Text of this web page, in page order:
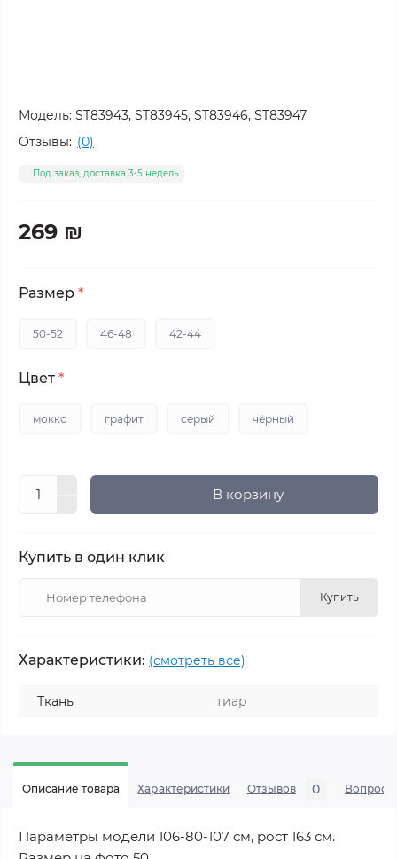
Модель: ST83943, ST83945, ST83946, ST83947
Отзывы: (0)
Под заказ, доставка 3-5 недель
269 ₪
Размер *
50-52 46-48 42-44
Цвет *
мокко графит серый чёрный
В корзину
Купить в один клик
Купить
Характеристики: (смотреть все)
Ткань тиар
Описание товара Характеристики Отзывов 0 Вопросы
Параметры модели 106-80-107 см, рост 163 см.